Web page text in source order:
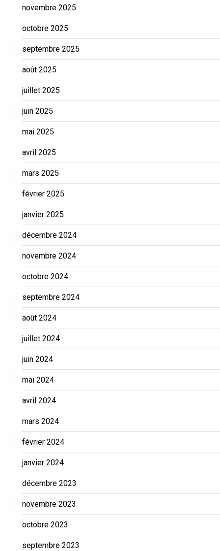
novembre 2025
octobre 2025
septembre 2025
août 2025
juillet 2025
juin 2025
mai 2025
avril 2025
mars 2025
février 2025
janvier 2025
décembre 2024
novembre 2024
octobre 2024
septembre 2024
août 2024
juillet 2024
juin 2024
mai 2024
avril 2024
mars 2024
février 2024
janvier 2024
décembre 2023
novembre 2023
octobre 2023
septembre 2023